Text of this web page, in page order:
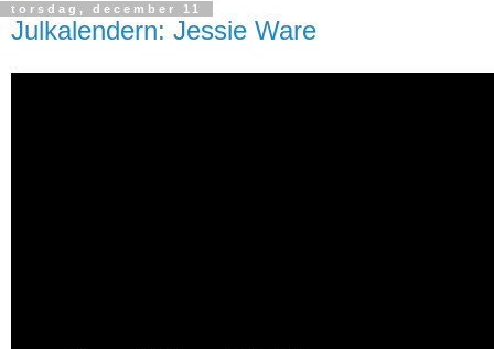
torsdag, december 11
Julkalendern: Jessie Ware